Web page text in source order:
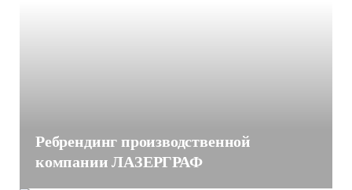
Ребрендинг производственной
компании ЛАЗЕРГРАФ